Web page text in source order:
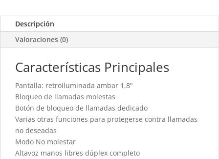
Descripción
Valoraciones (0)
Características Principales
Pantalla: retroiluminada ambar 1,8"
Bloqueo de llamadas molestas
Botón de bloqueo de llamadas dedicado
Varias otras funciones para protegerse contra llamadas
no deseadas
Modo No molestar
Altavoz manos libres dúplex completo